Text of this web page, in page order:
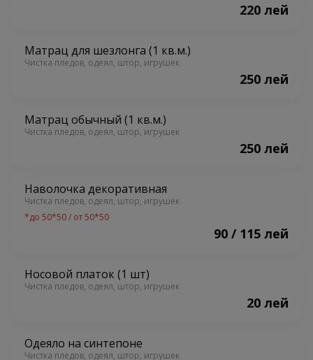
220 лей
Матрац для шезлонга (1 кв.м.)
Чистка пледов, одеял, штор, игрушек
250 лей
Матрац обычный (1 кв.м.)
Чистка пледов, одеял, штор, игрушек
250 лей
Наволочка декоративная
Чистка пледов, одеял, штор, игрушек
*до 50*50 / от 50*50
90 / 115 лей
Носовой платок (1 шт)
Чистка пледов, одеял, штор, игрушек
20 лей
Одеяло на синтепоне
Чистка пледов, одеял, штор, игрушек